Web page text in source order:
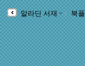
알라딘 서재 ｌ 북플